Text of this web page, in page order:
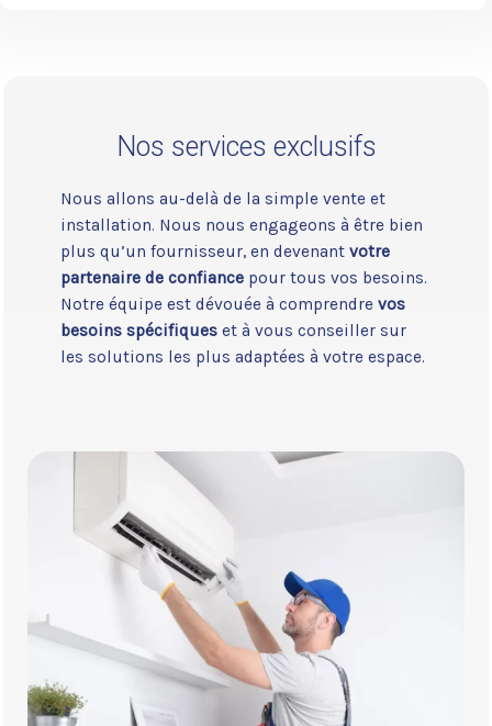
Nos services exclusifs
Nous allons au-delà de la simple vente et
installation. Nous nous engageons à être bien
plus qu’un fournisseur, en devenantvotre
partenaire de confiance pour tous vos besoins.
Notre équipe est dévouée à comprendrevos
besoins spécifiques et à vous conseiller sur
les solutions les plus adaptées à votre espace.